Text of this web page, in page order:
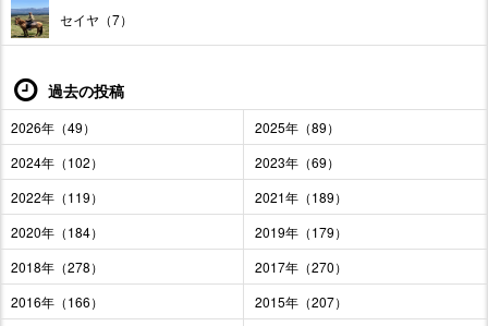
セイヤ（7）
過去の投稿
2026年（49）
2025年（89）
2024年（102）
2023年（69）
2022年（119）
2021年（189）
2020年（184）
2019年（179）
2018年（278）
2017年（270）
2016年（166）
2015年（207）